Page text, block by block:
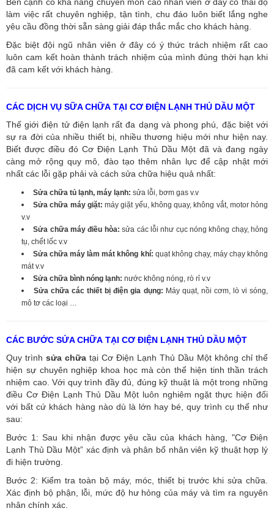
làm việc rất chuyên nghiệp, tận tình, chu đáo luôn biết lắng nghe
yêu cầu đồng thời sẵn sàng giải đáp thắc mắc cho khách hàng.
Đặc biệt đội ngũ nhân viên ở đây có ý thức trách nhiệm rất cao
luôn cam kết hoàn thành trách nhiệm của mình đúng thời hạn khi
đã cam kết với khách hàng.
CÁC DỊCH VỤ SỮA CHỮA TẠI CƠ ĐIỆN LẠNH THỦ DẦU MỘT
Thế giới điện tử điện lạnh rất đa dạng và phong phú, đặc biệt với
sự ra đời của nhiều thiết bị, nhiều thương hiệu mới như hiện nay.
Biết được điều đó Cơ Điện Lạnh Thủ Dầu Một đã và đang ngày
càng mở rộng quy mô, đào tạo thêm nhân lực để cập nhật mới
nhất các lỗi gặp phải và cách sửa chữa hiệu quả nhất:
Sửa chữa tủ lạnh, máy lạnh: sửa lỗi, bơm gas v.v
Sửa chữa máy giặt:máy giặt yếu, không quay, không vắt, motor hỏng
v.v
Sửa chữa máy điều hòa: sửa các lỗi như cục nóng không chạy, hỏng
tụ, chết lốc v.v
Sửa chữa máy làm mát không khí: quạt không chạy, máy chạy không
mát v.v
Sửa chữa bình nóng lạnh: nước không nóng, rò rỉ v.v
Sửa chữa các thiết bị điện gia dụng: Máy quạt, nồi cơm, lò vi sóng,
mô tơ các loại …
CÁC BƯỚC SỬA CHỮA TẠI CƠ ĐIỆN LẠNH THỦ DẦU MỘT
Quy trình sửa chữa tại Cơ Điện Lạnh Thủ Dầu Một không chỉ thể
hiện sự chuyên nghiệp khoa học mà còn thể hiện tinh thần trách
nhiệm cao. Với quy trình đầy đủ, đúng kỹ thuật là một trong những
điều Cơ Điện Lạnh Thủ Dầu Một luôn nghiêm ngặt thực hiện đối
với bất cứ khách hàng nào dù là lớn hay bé, quy trình cụ thể như
sau:
Bước 1: Sau khi nhận được yêu cầu của khách hàng, "Cơ Điện
Lạnh Thủ Dầu Một” xác định và phân bổ nhân viên kỹ thuật hợp lý
đi hiện trường.
Bước 2: Kiểm tra toàn bộ máy, móc, thiết bị trước khi sửa chữa.
Xác định bộ phận, lỗi, mức độ hư hỏng của máy và tìm ra nguyên
nhân chính xác.